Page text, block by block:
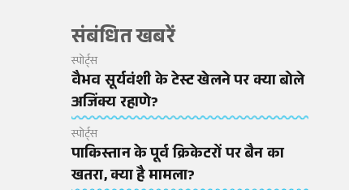
संबंधित खबरें
स्पोर्ट्स
वैभव सूर्यवंशी के टेस्ट खेलने पर क्या बोले
अजिंक्य रहाणे?
स्पोर्ट्स
पाकिस्तान के पूर्व क्रिकेटरों पर बैन का
खतरा, क्या है मामला?